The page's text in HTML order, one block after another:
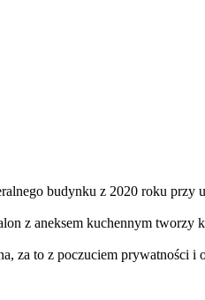
budynku z 2020 roku przy
z aneksem kuchennym tworzy
za to z poczuciem prywatności i